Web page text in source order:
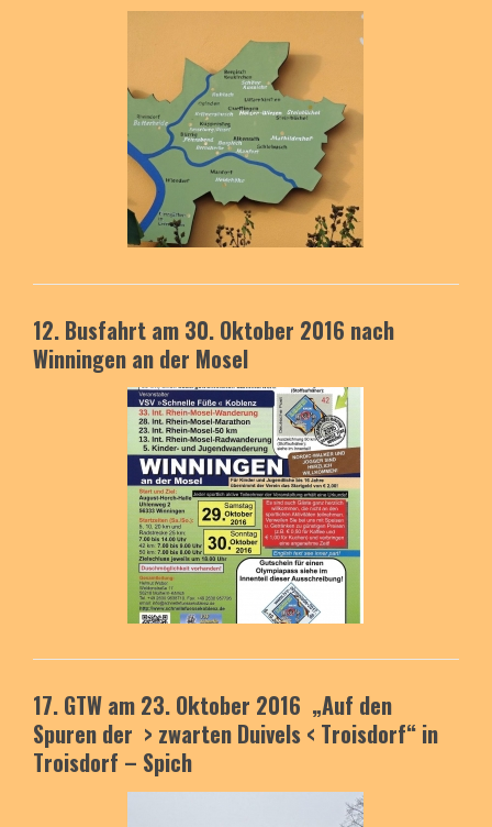
12. Busfahrt am 30. Oktober 2016 nach
Winningen an der Mosel
17. GTW am 23. Oktober 2016 „Auf den
Spuren der > zwarten Duivels < Troisdorf“ in
Troisdorf – Spich